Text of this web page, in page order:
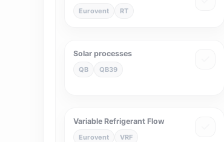
Eurovent RT
Solar processes
QB QB39
Variable Refrigerant Flow
Eurovent VRF